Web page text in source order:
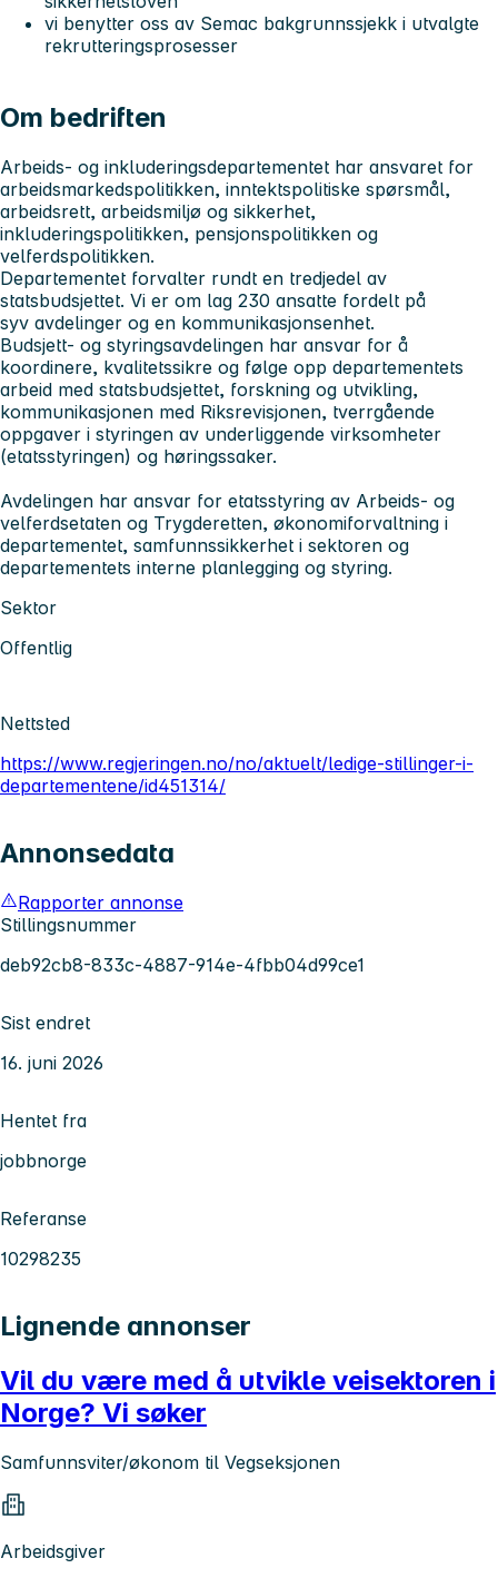
vi benytter oss av Semac bakgrunnssjekk i utvalgte
rekrutteringsprosesser
Om bedriften
Arbeids- og inkluderingsdepartementet har ansvaret for
arbeidsmarkedspolitikken, inntektspolitiske spørsmål,
arbeidsrett, arbeidsmiljø og sikkerhet,
inkluderingspolitikken, pensjonspolitikken og
velferdspolitikken.
Departementet forvalter rundt en tredjedel av
statsbudsjettet. Vi er om lag 230 ansatte fordelt på
syv avdelinger og en kommunikasjonsenhet.
Budsjett- og styringsavdelingen har ansvar for å
koordinere, kvalitetssikre og følge opp departementets
arbeid med statsbudsjettet, forskning og utvikling,
kommunikasjonen med Riksrevisjonen, tverrgående
oppgaver i styringen av underliggende virksomheter
(etatsstyringen) og høringssaker.
Avdelingen har ansvar for etatsstyring av Arbeids- og
velferdsetaten og Trygderetten, økonomiforvaltning i
departementet, samfunnssikkerhet i sektoren og
departementets interne planlegging og styring.
Sektor
Offentlig
Nettsted
https://www.regjeringen.no/no/aktuelt/ledige-stillinger-i-
departementene/id451314/
Annonsedata
Rapporter annonse
Stillingsnummer
deb92cb8-833c-4887-914e-4fbb04d99ce1
Sist endret
16. juni 2026
Hentet fra
jobbnorge
Referanse
10298235
Lignende annonser
Vil du være med å utvikle veisektoren i
Norge? Vi søker
Samfunnsviter/økonom til Vegseksjonen
Arbeidsgiver